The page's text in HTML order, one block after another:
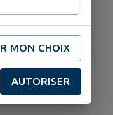
(par la
MON CHOIX
AUTORISER